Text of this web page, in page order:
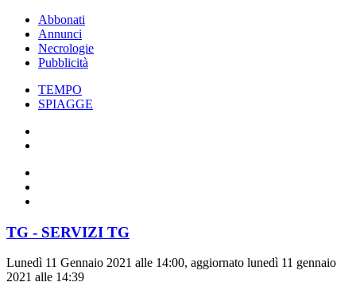
Abbonati
Annunci
Necrologie
Pubblicità
TEMPO
SPIAGGE
TG - SERVIZI TG
Lunedì 11 Gennaio 2021 alle 14:00, aggiornato lunedì 11 gennaio
2021 alle 14:39